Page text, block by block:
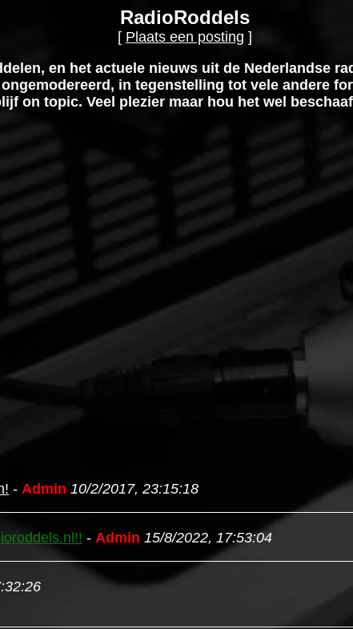
RadioRoddels
[ Plaats een posting ]
en het actuele nieuws uit de Nederlandse
in tegenstelling tot vele andere
on topic. Veel plezier maar hou het wel
- Admin 10/2/2017, 23:15:18
- Admin 15/8/2022, 17:53:04